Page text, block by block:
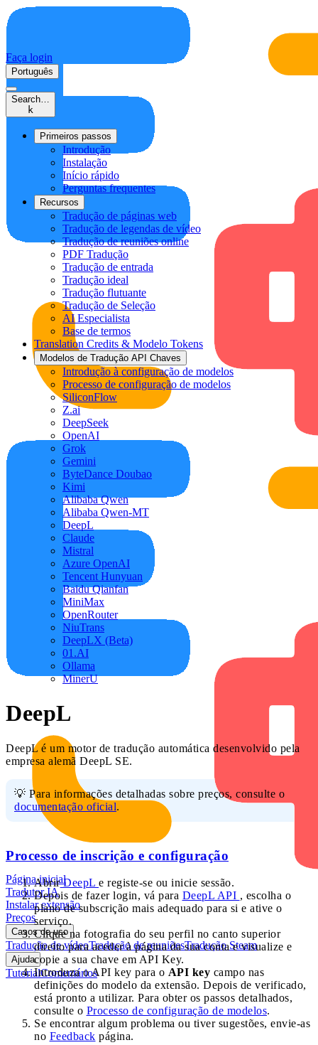
Página inicial
Tradutor IA
Instalar extensão
Preços
Casos de uso
Tradução de vídeoTradução de reuniõesTradução Steam
Ajuda
TutorialComentários
Faça login
Português
Search…
k
Primeiros passos
Introdução
Instalação
Início rápido
Perguntas frequentes
Recursos
Tradução de páginas web
Tradução de legendas de vídeo
Tradução de reuniões online
PDF Tradução
Tradução de entrada
Tradução ideal
Tradução flutuante
Tradução de Seleção
AI Especialista
Base de termos
Translation Credits & Modelo Tokens
Modelos de Tradução API Chaves
Introdução à configuração de modelos
Processo de configuração de modelos
SiliconFlow
Z.ai
DeepSeek
OpenAI
Grok
Gemini
ByteDance Doubao
Kimi
Alibaba Qwen
Alibaba Qwen-MT
DeepL
Claude
Mistral
Azure OpenAI
Tencent Hunyuan
Baidu Qianfan
MiniMax
OpenRouter
NiuTrans
DeepLX (Beta)
01.AI
Ollama
MinerU
DeepL
DeepL é um motor de tradução automática desenvolvido pela
empresa alemã DeepL SE.
💡 Para informações detalhadas sobre preços, consulte o
documentação oficial.
Processo de inscrição e configuração
AbrirDeepL e registe-se ou inicie sessão.
Depois de fazer login, vá para DeepL API , escolha o
plano de subscrição mais adequado para si e ative o
serviço.
Clique na fotografia do seu perfil no canto superior
direito para aceder à página da sua conta e visualize e
copie a sua chave em API Key.
Introduza o API key para o API key campo nas
definições do modelo da extensão. Depois de verificado,
está pronto a utilizar. Para obter os passos detalhados,
consulte o Processo de configuração de modelos.
Se encontrar algum problema ou tiver sugestões, envie-as
no Feedback página.